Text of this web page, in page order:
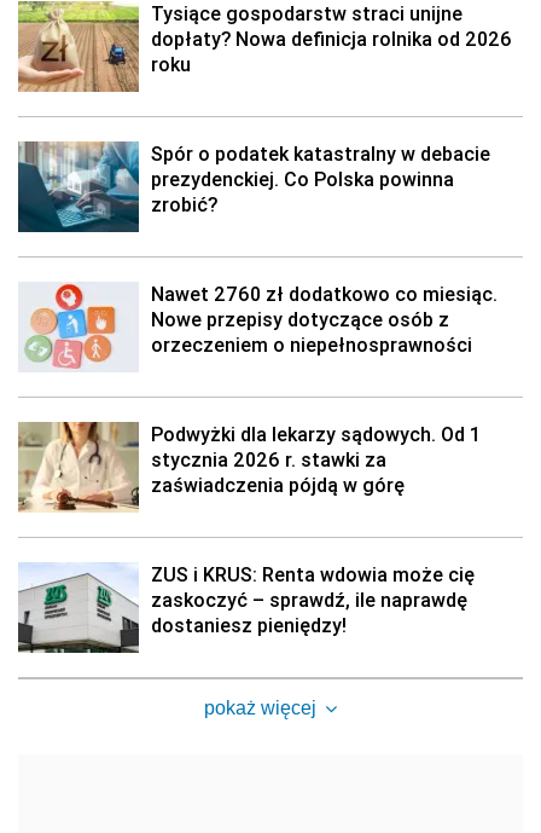
Tysiące gospodarstw straci unijne
dopłaty? Nowa definicja rolnika od 2026
roku
Spór o podatek katastralny w debacie
prezydenckiej. Co Polska powinna
zrobić?
Nawet 2760 zł dodatkowo co miesiąc.
Nowe przepisy dotyczące osób z
orzeczeniem o niepełnosprawności
Podwyżki dla lekarzy sądowych. Od 1
stycznia 2026 r. stawki za
zaświadczenia pójdą w górę
ZUS i KRUS: Renta wdowia może cię
zaskoczyć – sprawdź, ile naprawdę
dostaniesz pieniędzy!
pokaż więcej